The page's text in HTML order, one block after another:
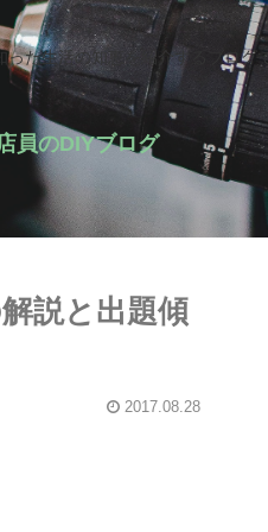
った生活の知恵を紹介するブログ
員のDIYブログ
説と出題傾
2017.08.28